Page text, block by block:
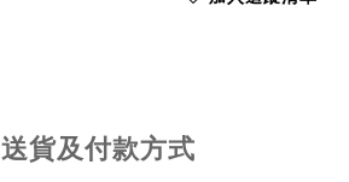
送貨及付款方式